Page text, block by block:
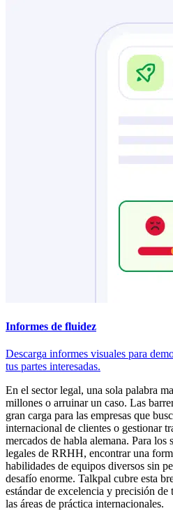
Informes de fluidez
Descarga informes visuales para
tus partes interesadas.
En el sector legal, una sola palabra
millones o arruinar un caso. Las
gran carga para las empresas que
internacional de clientes o gestionar
mercados de habla alemana. Para los
legales de RRHH, encontrar una
habilidades de equipos diversos sin
desafío enorme. Talkpal cubre esta
estándar de excelencia y precisión de
las áreas de práctica internacionales.